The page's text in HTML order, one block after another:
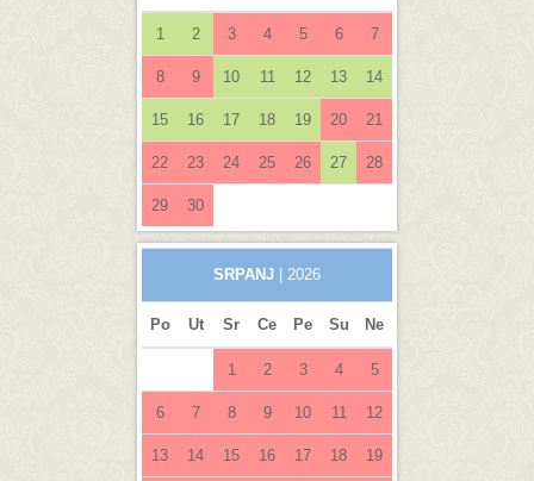
1 2 3 4 5 6 7
8 9 10 11 12 13 14
15 16 17 18 19 20 21
22 23 24 25 26 27 28
29 30
SRPANJ | 2026
Po Ut Sr Ce Pe Su Ne
1 2 3 4 5
6 7 8 9 10 11 12
13 14 15 16 17 18 19